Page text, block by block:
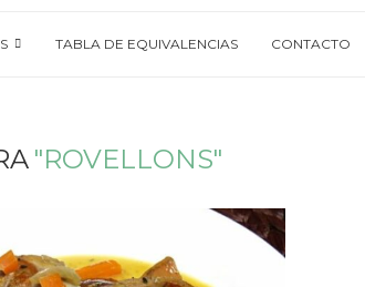
TABLA DE EQUIVALENCIAS CONTACTO
"ROVELLONS"